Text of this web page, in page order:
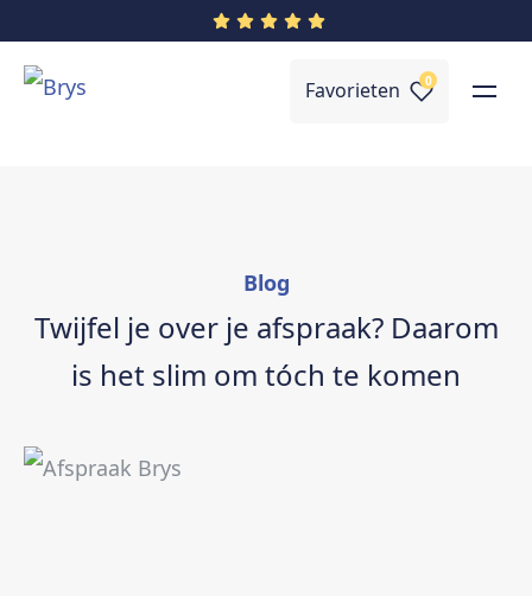
Favorieten 0
Blog
Twijfel je over je afspraak? Daarom
is het slim om tóch te komen